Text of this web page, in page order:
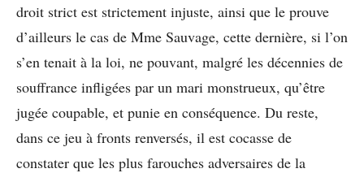
droit strict est strictement injuste, ainsi que le prouve
d’ailleurs le cas de Mme Sauvage, cette dernière, si l’on
s’en tenait à la loi, ne pouvant, malgré les décennies de
souffrance infligées par un mari monstrueux, qu’être
jugée coupable, et punie en conséquence. Du reste,
dans ce jeu à fronts renversés, il est cocasse de
constater que les plus farouches adversaires de la